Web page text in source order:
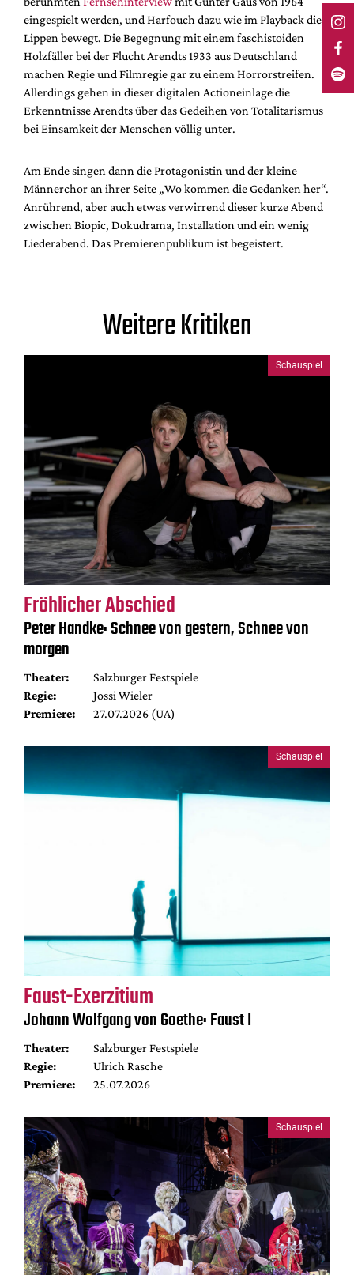
eingespielt werden, und Harfouch dazu wie im Playback die
Lippen bewegt. Die Begegnung mit einem faschistoiden
Holzfäller bei der Flucht Arendts 1933 aus Deutschland
machen Regie und Filmregie gar zu einem Horrorstreifen.
Allerdings gehen in dieser digitalen Actioneinlage die
Erkenntnisse Arendts über das Gedeihen von Totalitarismus
bei Einsamkeit der Menschen völlig unter.
Am Ende singen dann die Protagonistin und der kleine
Männerchor an ihrer Seite „Wo kommen die Gedanken her“.
Anrührend, aber auch etwas verwirrend dieser kurze Abend
zwischen Biopic, Dokudrama, Installation und ein wenig
Liederabend. Das Premierenpublikum ist begeistert.
Weitere Kritiken
Schauspiel
Fröhlicher Abschied
Peter Handke: Schnee von gestern, Schnee von
morgen
Theater:
Salzburger Festspiele
Regie:
Jossi Wieler
Premiere:
27.07.2026 (UA)
Schauspiel
Faust-Exerzitium
Johann Wolfgang von Goethe: Faust I
Theater:
Salzburger Festspiele
Regie:
Ulrich Rasche
Premiere:
25.07.2026
Schauspiel